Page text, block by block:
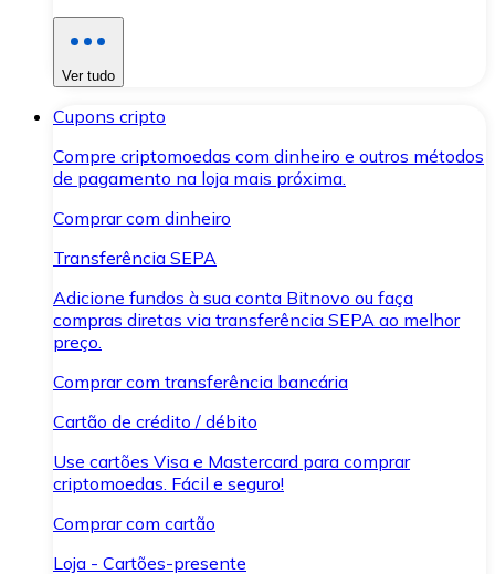
Ver tudo
Cupons cripto
Compre criptomoedas com dinheiro e outros métodos
de pagamento na loja mais próxima.
Comprar com dinheiro
Transferência SEPA
Adicione fundos à sua conta Bitnovo ou faça
compras diretas via transferência SEPA ao melhor
preço.
Comprar com transferência bancária
Cartão de crédito / débito
Use cartões Visa e Mastercard para comprar
criptomoedas. Fácil e seguro!
Comprar com cartão
Loja - Cartões-presente